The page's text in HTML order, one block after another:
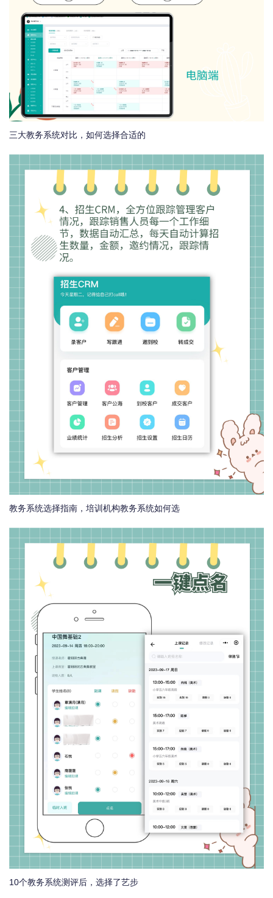
三大教务系统对比，如何选择合适的
教务系统选择指南，培训机构教务系统如何选
10个教务系统测评后，选择了艺步